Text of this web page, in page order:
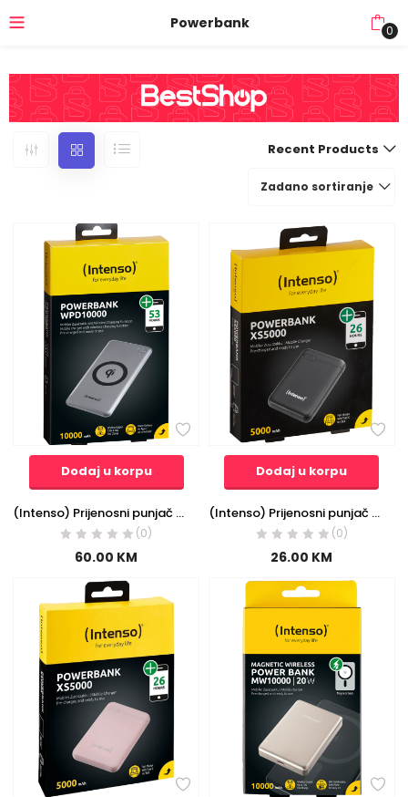
Powerbank 0
Recent Products
Zadano sortiranje
Dodaj u korpu
(Intenso) Prijenosni punjač za mobitele i tablete 10000mAh, bežični – POWERBANK WPD10000 silver
(0)
60.00 KM
Dodaj u korpu
(Intenso) Prijenosni punjač za mobitele i tablete 5000mAh – POWERBANK XS5000 Black
(0)
26.00 KM